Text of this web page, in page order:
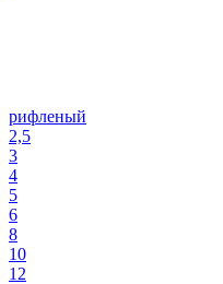
рифленый
2,5
3
4
5
6
8
10
12